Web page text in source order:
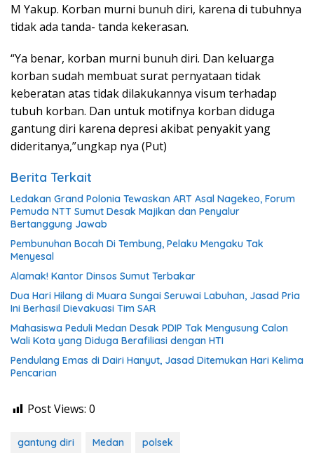
M Yakup. Korban murni bunuh diri, karena di tubuhnya
tidak ada tanda- tanda kekerasan.
“Ya benar, korban murni bunuh diri. Dan keluarga
korban sudah membuat surat pernyataan tidak
keberatan atas tidak dilakukannya visum terhadap
tubuh korban. Dan untuk motifnya korban diduga
gantung diri karena depresi akibat penyakit yang
dideritanya,”ungkap nya (Put)
Berita Terkait
Ledakan Grand Polonia Tewaskan ART Asal Nagekeo, Forum
Pemuda NTT Sumut Desak Majikan dan Penyalur
Bertanggung Jawab
Pembunuhan Bocah Di Tembung, Pelaku Mengaku Tak
Menyesal
Alamak! Kantor Dinsos Sumut Terbakar
Dua Hari Hilang di Muara Sungai Seruwai Labuhan, Jasad Pria
Ini Berhasil Dievakuasi Tim SAR
Mahasiswa Peduli Medan Desak PDIP Tak Mengusung Calon
Wali Kota yang Diduga Berafiliasi dengan HTI
Pendulang Emas di Dairi Hanyut, Jasad Ditemukan Hari Kelima
Pencarian
Post Views: 0
gantung diri Medan polsek